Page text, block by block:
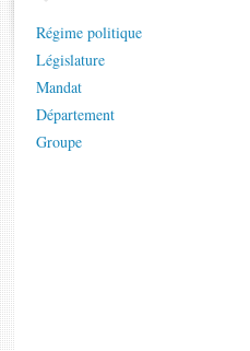
Rapports législatifs
Rapports sur l'application des
Baromètre de l’application des
Dossiers législatifs
Régime politique
Législature
Mandat
Département
Groupe